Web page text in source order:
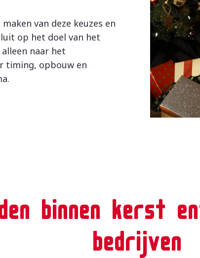
van deze keuzes en
op het doel van het
naar het
timing, opbouw en
binnen kerst
bedrijven